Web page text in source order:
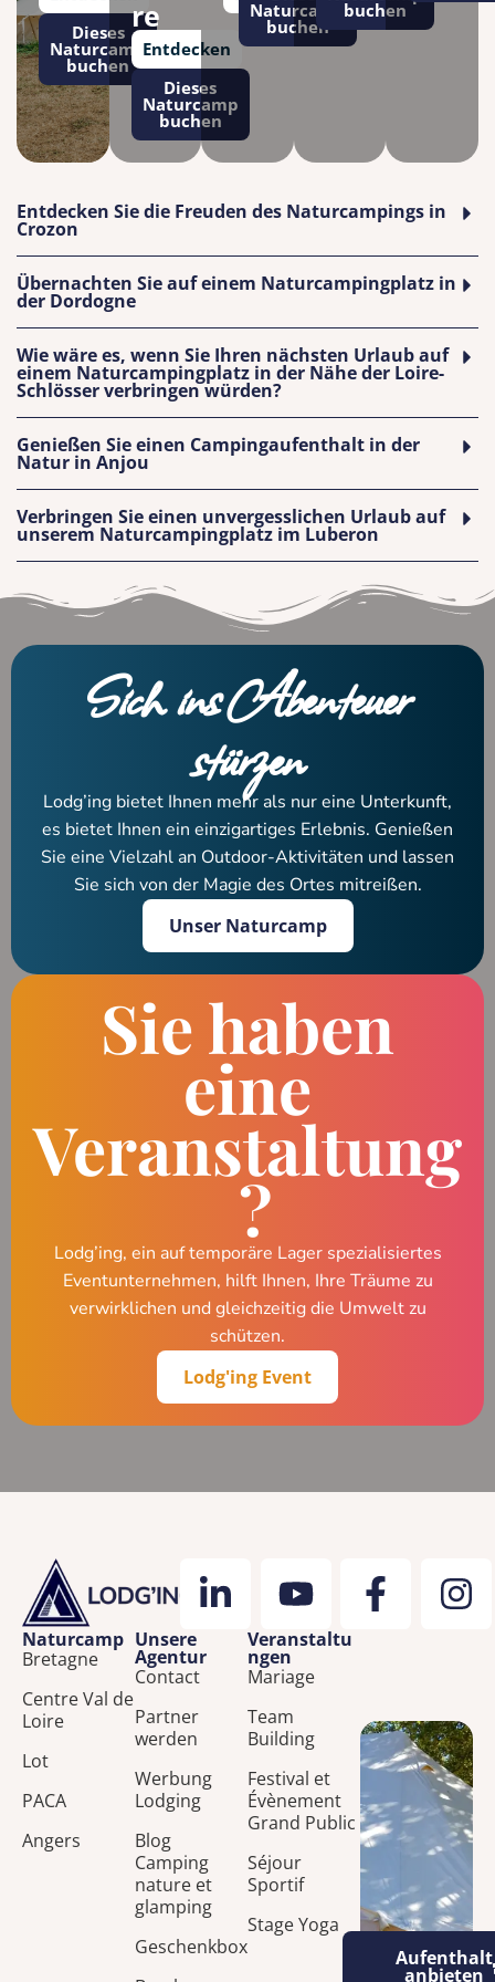
Dieses
Naturcamp
buchen
re
Entdecken
Dieses
Naturcamp
buchen
Naturcamp
buchen
buchen
Entdecken Sie die Freuden des Naturcampings in
Crozon
Übernachten Sie auf einem Naturcampingplatz in
der Dordogne
Wie wäre es, wenn Sie Ihren nächsten Urlaub auf
einem Naturcampingplatz in der Nähe der Loire-
Schlösser verbringen würden?
Genießen Sie einen Campingaufenthalt in der
Natur in Anjou
Verbringen Sie einen unvergesslichen Urlaub auf
unserem Naturcampingplatz im Luberon
Sich ins Abenteuer
stürzen
Lodg’ing bietet Ihnen mehr als nur eine Unterkunft,
es bietet Ihnen ein einzigartiges Erlebnis. Genießen
Sie eine Vielzahl an Outdoor-Aktivitäten und lassen
Sie sich von der Magie des Ortes mitreißen.
Unser Naturcamp
Sie haben
eine
Veranstaltung
?
Lodg’ing, ein auf temporäre Lager spezialisiertes
Eventunternehmen, hilft Ihnen, Ihre Träume zu
verwirklichen und gleichzeitig die Umwelt zu
schützen.
Lodg'ing Event
Naturcamp
Bretagne
Centre Val de
Loire
Lot
PACA
Angers
Unsere
Agentur
Contact
Partner
werden
Werbung
Lodging
Blog
Camping
nature et
glamping
Geschenkbox
Veranstaltu
ngen
Mariage
Team
Building
Festival et
Évènement
Grand Public
Séjour
Sportif
Stage Yoga
Aufenthalt
anbieten